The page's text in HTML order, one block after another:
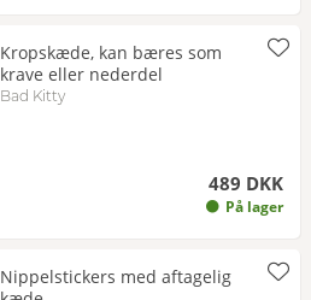
Kropskæde, kan bæres som
krave eller nederdel
Bad Kitty
489 DKK
På lager
Nippelstickers med aftagelig